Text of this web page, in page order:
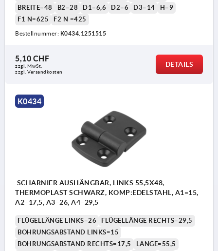
BREITE=48
B2=28 D1=6,6 D2=6 D3=14
H=9
F1 N=625
F2 N =425
Bestellnummer: K0434.1251515
5,10 CHF
zzgl. MwSt.
zzgl. Versandkosten
DETAILS
K0434
SCHARNIER AUSHÄNGBAR, LINKS 55,5X48,
THERMOPLAST SCHWARZ, KOMP:EDELSTAHL, A1=15,
A2=17,5, A3=26, A4=29,5
FLÜGELLÄNGE LINKS=26
FLÜGELLÄNGE RECHTS=29,5
BOHRUNGSABSTAND LINKS=15
BOHRUNGSABSTAND RECHTS=17,5
LÄNGE=55,5